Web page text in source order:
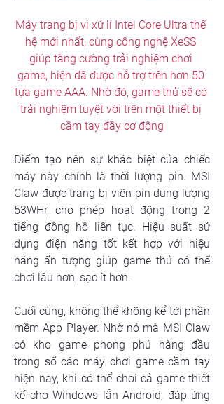
Máy trang bị vi xử lí Intel Core Ultra thế
hệ mới nhất, cùng công nghệ XeSS
giúp tăng cường trải nghiệm chơi
game, hiện đã được hỗ trợ trên hơn 50
tựa game AAA. Nhờ đó, game thủ sẽ có
trải nghiệm tuyệt vời trên một thiết bị
cầm tay đầy cơ động
Điểm tạo nên sự khác biệt của chiếc
máy này chính là thời lượng pin. MSI
Claw được trang bị viên pin dung lượng
53WHr, cho phép hoạt động trong 2
tiếng đồng hồ liên tục. Hiệu suất sử
dụng điện năng tốt kết hợp với hiệu
năng ấn tượng giúp game thủ có thể
chơi lâu hơn, sạc ít hơn.
Cuối cùng, không thể không kể tới phần
mềm App Player. Nhờ nó mà MSI Claw
có kho game phong phú hàng đầu
trong số các máy chơi game cầm tay
hiện nay, khi có thể chơi cả game thiết
kế cho Windows lẫn Android, đáp ứng